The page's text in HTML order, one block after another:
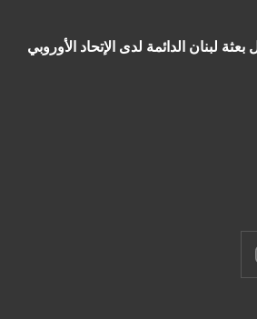
لبنان الدائمة لدى الإتحاد الأوروبي